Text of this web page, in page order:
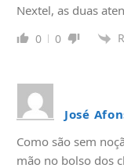
Nextel, as duas
0 0
José
Como são sem
mão no bolso dos